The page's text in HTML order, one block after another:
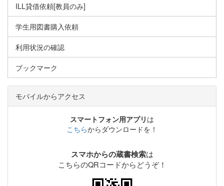
ILL貸借依頼[教員のみ]
学生用図書購入依頼
利用状況の確認
ブックマーク
モバイルからアクセス
スマートフォン用アプリ は
こちらからダウンロードを！
スマホからの蔵書検索は
こちらのQRコードからどうぞ！